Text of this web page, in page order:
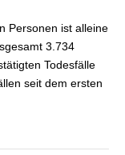
Saarland auf
insgesamt 3.734
Personen ist alleine
3.734
Todesfälle
seit dem ersten